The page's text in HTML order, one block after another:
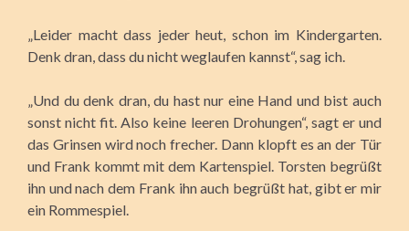
„Leider macht dass jeder heut, schon im Kindergarten.
Denk dran, dass du nicht weglaufen kannst“, sag ich.
„Und du denk dran, du hast nur eine Hand und bist auch
sonst nicht fit. Also keine leeren Drohungen“, sagt er und
das Grinsen wird noch frecher. Dann klopft es an der Tür
und Frank kommt mit dem Kartenspiel. Torsten begrüßt
ihn und nach dem Frank ihn auch begrüßt hat, gibt er mir
ein Rommespiel.